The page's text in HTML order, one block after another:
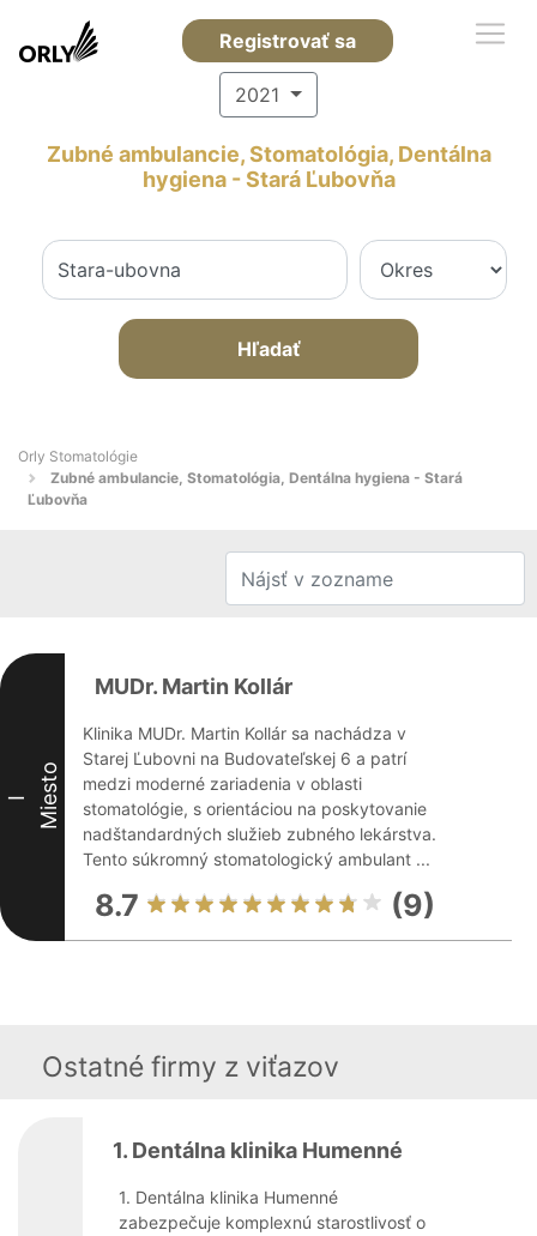
Registrovať sa
2021
Zubné ambulancie, Stomatológia, Dentálna
hygiena - Stará Ľubovňa
Hľadať
Orly Stomatológie
Zubné ambulancie, Stomatológia, Dentálna hygiena - Stará
Ľubovňa
I Miesto
MUDr. Martin Kollár
Klinika MUDr. Martin Kollár sa nachádza v
Starej Ľubovni na Budovateľskej 6 a patrí
medzi moderné zariadenia v oblasti
stomatológie, s orientáciou na poskytovanie
nadštandardných služieb zubného lekárstva.
Tento súkromný stomatologický ambulant ...
8.7 (9)
Ostatné firmy z viťazov
1. Dentálna klinika Humenné
1. Dentálna klinika Humenné
zabezpečuje komplexnú starostlivosť o